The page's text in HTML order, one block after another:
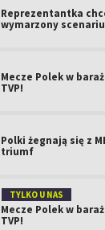
Reprezentantka
wymarzony
Mecze Polek w
TVP!
Polki żegnają się z
triumf
TYLKO U NAS
Mecze Polek w
TVP!